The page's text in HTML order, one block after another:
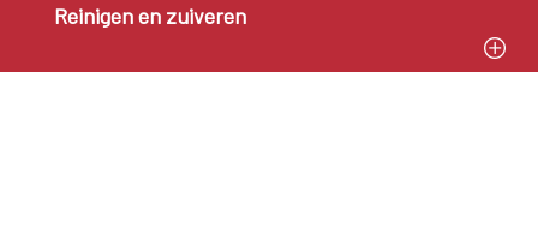
Reinigen en zuiveren